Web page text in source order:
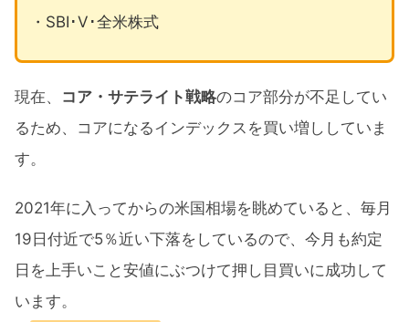
・SBI･V･全米株式
現在、 コア・サテライト戦略のコア部分が不足してい
るため、コアになるインデックスを買い増ししていま
す。
2021年に入ってからの米国相場を眺めていると、毎月
19日付近で5％近い下落をしているので、今月も約定
日を上手いこと安値にぶつけて押し目買いに成功して
います。